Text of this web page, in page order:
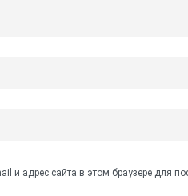
и адрес сайта в этом браузере для